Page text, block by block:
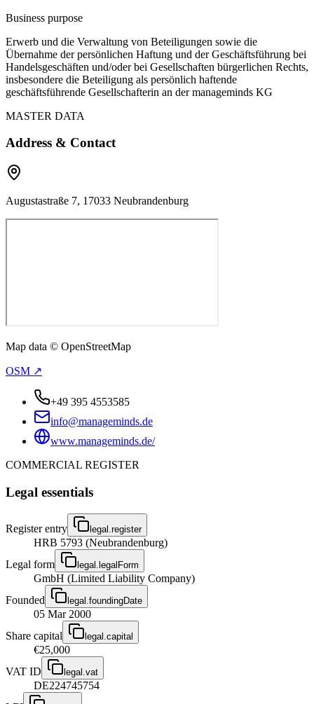
Business purpose
Erwerb und die Verwaltung von Beteiligungen sowie die
Übernahme der persönlichen Haftung und der Geschäftsführung bei
Handelsgeschäften und/oder bei Gesellschaften bürgerlichen Rechts,
insbesondere die Beteiligung als persönlich haftende
geschäftsführende Gesellschafterin an der manageminds KG
MASTER DATA
Address & Contact
Augustastraße 7, 17033 Neubrandenburg
Map data © OpenStreetMap
OSM ↗
+49 395 4553585
info@manageminds.de
www.manageminds.de/
COMMERCIAL REGISTER
Legal essentials
Register entry legal.register
HRB 5793 (Neubrandenburg)
Legal form
legal.legalForm
GmbH (Limited Liability Company)
Founded
legal.foundingDate
05 Mar 2000
Share capital
legal.capital
€25,000
VAT ID
legal.vat
DE224745754